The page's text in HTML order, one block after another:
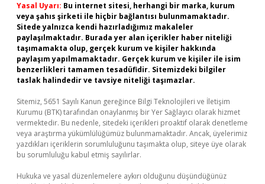
Yasal Uyarı: Bu internet sitesi, herhangi bir marka, kurum
veya şahıs şirketi ile hiçbir bağlantısı bulunmamaktadır.
Sitede yalnızca kendi hazırladığımız makaleler
paylaşılmaktadır. Burada yer alan içerikler haber niteliği
taşımamakta olup, gerçek kurum ve kişiler hakkında
paylaşım yapılmamaktadır. Gerçek kurum ve kişiler ile isim
benzerlikleri tamamen tesadüfidir. Sitemizdeki bilgiler
taslak halindedir ve tavsiye niteliği taşımazlar.
Sitemiz, 5651 Sayılı Kanun gereğince Bilgi Teknolojileri ve İletişim
Kurumu (BTK) tarafından onaylanmış bir Yer Sağlayıcı olarak hizmet
vermektedir. Bu nedenle, sitedeki içerikleri proaktif olarak denetleme
veya araştırma yükümlülüğümüz bulunmamaktadır. Ancak, üyelerimiz
yazdıkları içeriklerin sorumluluğunu taşımakta olup, siteye üye olarak
bu sorumluluğu kabul etmiş sayılırlar.
Hukuka ve yasal düzenlemelere aykırı olduğunu düşündüğünüz